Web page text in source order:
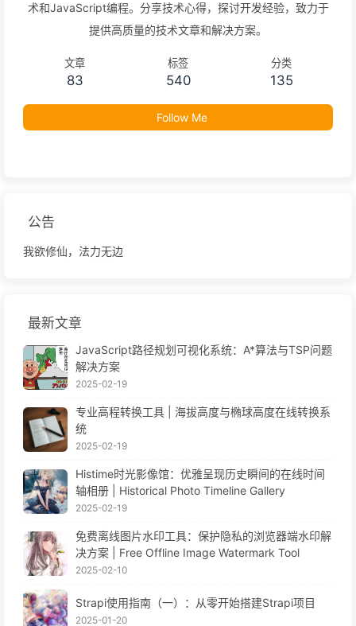
术和JavaScript编程。分享技术心得，探讨开发经验，致力于
提供高质量的技术文章和解决方案。
文章
83
标签
540
分类
135
Follow Me
公告
我欲修仙，法力无边
最新文章
JavaScript路径规划可视化系统：A*算法与TSP问题
解决方案
2025-02-19
专业高程转换工具 | 海拔高度与椭球高度在线转换系
统
2025-02-19
Histime时光影像馆：优雅呈现历史瞬间的在线时间
轴相册 | Historical Photo Timeline Gallery
2025-02-19
免费离线图片水印工具：保护隐私的浏览器端水印解
决方案 | Free Offline Image Watermark Tool
2025-02-10
Strapi使用指南（一）：从零开始搭建Strapi项目
2025-01-20